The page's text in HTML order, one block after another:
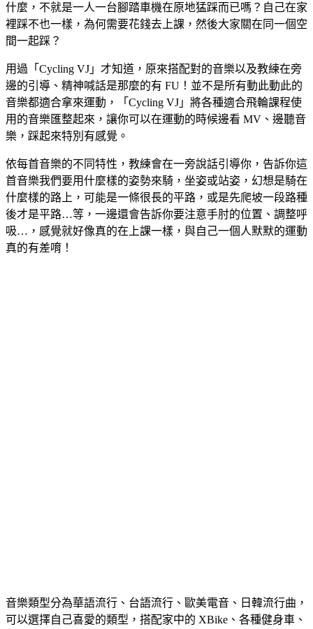
什麼，不就是一人一台腳踏車機在原地猛踩而已嗎？自己在家
裡踩不也一樣，為何需要花錢去上課，然後大家關在同一個空
間一起踩？
用過「Cycling VJ」才知道，原來搭配對的音樂以及教練在旁
邊的引導、精神喊話是那麼的有 FU！並不是所有動此動此的
音樂都適合拿來運動，「Cycling VJ」將各種適合飛輪課程使
用的音樂匯整起來，讓你可以在運動的時候邊看 MV、邊聽音
樂，踩起來特別有感覺。
依每首音樂的不同特性，教練會在一旁說話引導你，告訴你這
首音樂我們要用什麼樣的姿勢來騎，坐姿或站姿，幻想是騎在
什麼樣的路上，可能是一條很長的平路，或是先爬坡一段路種
後才是平路…等，一邊還會告訴你要注意手肘的位置、調整呼
吸…，感覺就好像真的在上課一樣，與自己一個人默默的運動
真的有差唷！
音樂類型分為華語流行、台語流行、歐美電音、日韓流行曲，
可以選擇自己喜愛的類型，搭配家中的 XBike、各種健身車、